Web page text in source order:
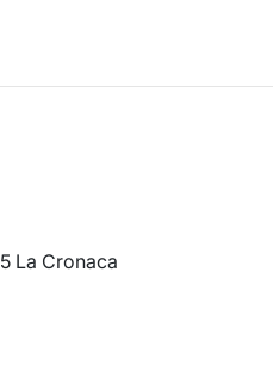
La Cronaca